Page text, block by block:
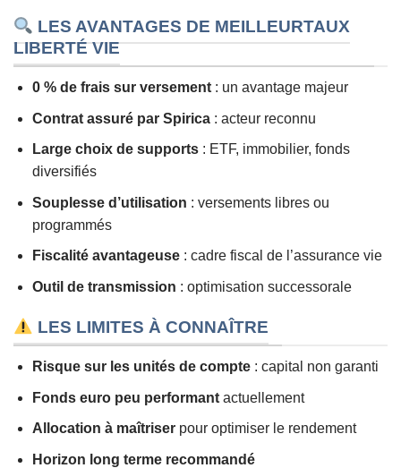
LES AVANTAGES DE MEILLEURTAUX
LIBERTÉ VIE
0 % de frais sur versement: un avantage majeur
Contrat assuré par Spirica: acteur reconnu
Large choix de supports: ETF, immobilier, fonds
diversifiés
Souplesse d’utilisation : versements libres ou
programmés
Fiscalité avantageuse: cadre fiscal de l’assurance vie
Outil de transmission : optimisation successorale
LES LIMITES À CONNAÎTRE
Risque sur les unités de compte: capital non garanti
Fonds euro peu performantactuellement
Allocation à maîtriserpour optimiser le rendement
Horizon long terme recommandé